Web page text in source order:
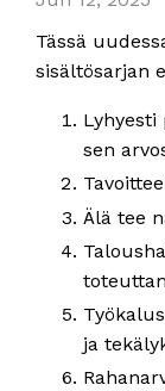
Tässä
sisältösarjan
sen
Älä tee
ja